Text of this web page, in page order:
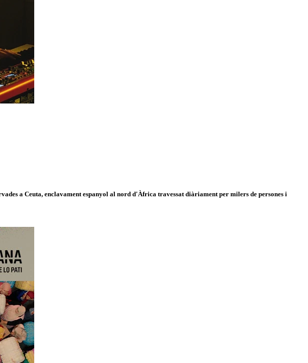
a Ceuta, enclavament espanyol al nord d'Àfrica travessat diàriament per milers de persones i